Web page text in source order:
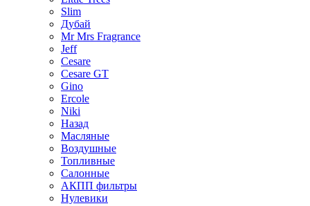
Slim
Дубай
Mr Mrs Fragrance
Jeff
Cesare
Cesare GT
Gino
Ercole
Niki
Назад
Масляные
Воздушные
Топливные
Салонные
АКПП фильтры
Нулевики